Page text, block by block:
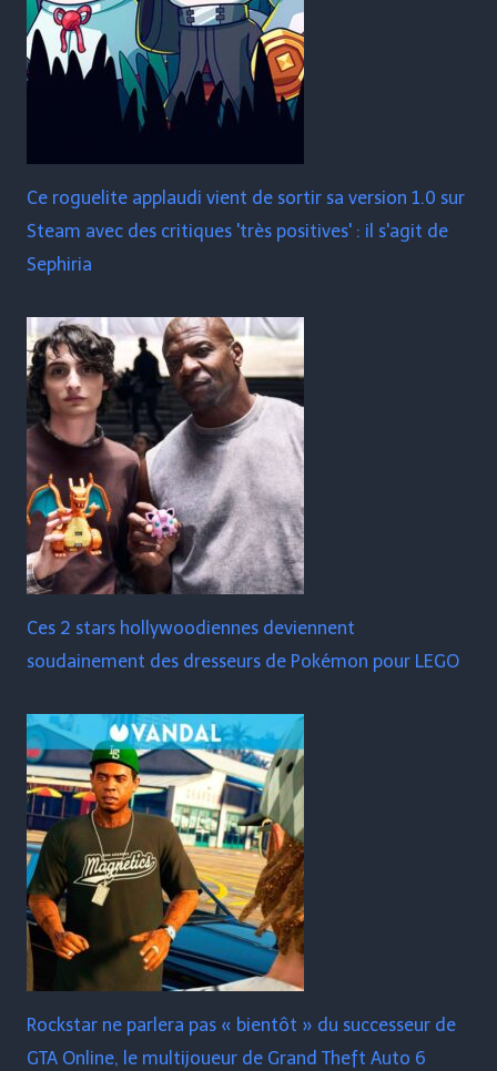
Ce roguelite applaudi vient de sortir sa version 1.0 sur
Steam avec des critiques 'très positives' : il s'agit de
Sephiria
Ces 2 stars hollywoodiennes deviennent
soudainement des dresseurs de Pokémon pour LEGO
Rockstar ne parlera pas « bientôt » du successeur de
GTA Online, le multijoueur de Grand Theft Auto 6